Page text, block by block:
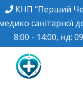
КНП “Перший
санітарної
8:00 - 14:00, нд: